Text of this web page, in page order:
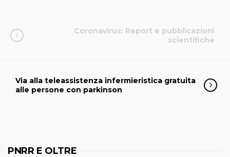
Coronavirus: Report e pubblicazioni
scientifiche
Via alla teleassistenza infermieristica gratuita
alle persone con parkinson
PNRR E OLTRE